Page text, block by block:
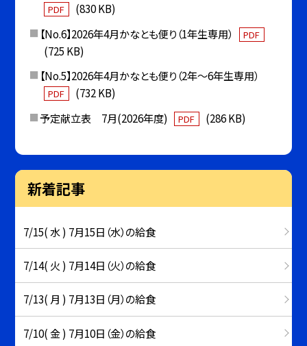
PDF
(830 KB)
【No.6】2026年4月かなとも便り（1年生専用）
PDF
(725 KB)
【No.5】2026年4月かなとも便り（2年〜6年生専用）
PDF
(732 KB)
予定献立表 7月(2026年度)
PDF (286 KB)
新着記事
7/15( 水 ) 7月15日（水）の給食
7/14( 火 ) 7月14日（火）の給食
7/13( 月 ) 7月13日（月）の給食
7/10( 金 ) 7月10日（金）の給食